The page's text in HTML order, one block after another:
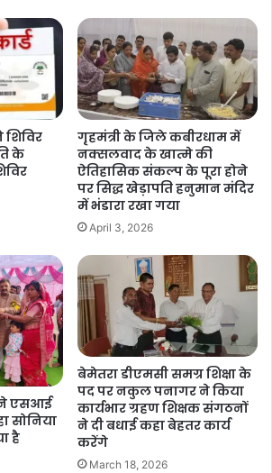
शिविर
के
गृहमंत्री के जिले कबीरधाम में
नक्सलवाद के खात्मे की
ऐतिहासिक संकल्प के पूरा होने
पर सिद्ध खेड़ापति हनुमान मंदिर
में भंडारा रखा गया
April 3, 2026
ने एसआई
सोनिया
है
बेमेतरा डीएमसी समग्र शिक्षा के
पद पर नकुल पनागर ने किया
कार्यभार ग्रहण शिक्षक संगठनों
ने दी बधाई कहा बेहतर कार्य
करेंगे
March 18, 2026